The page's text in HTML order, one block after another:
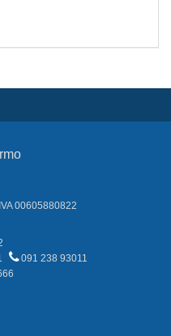
00605880822
091 238 93011